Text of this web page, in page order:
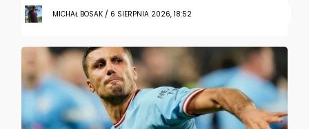
MICHAŁ BOSAK / 6 SIERPNIA 2026, 18:52